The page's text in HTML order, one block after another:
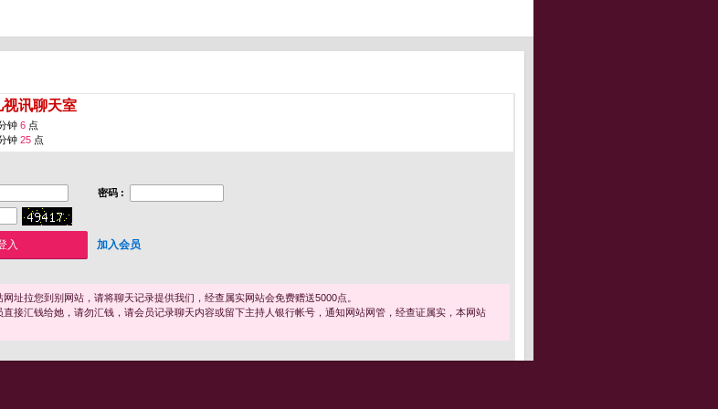
视讯聊天室
钟 6 点
钟 25 点
密码 :
加入会员
址拉您到别网站，请将聊天记录提供我们，经查属实网站会免费赠送5000点。
直接汇钱给她，请勿汇钱，请会员记录聊天内容或留下主持人银行帐号，通知网站网管，经查证属实，本网站